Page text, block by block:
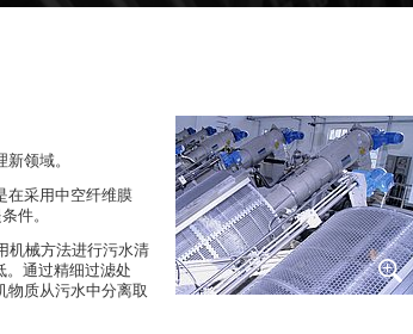
领域。
在采用中空纤维膜
件。
机械方法进行污水清
。通过精细过滤处
物质从污水中分离取
。为了进一步提高处理效果，可以额外投加沉淀剂和絮凝
质。然后通过精细过滤，可将可过滤物质最高降低至